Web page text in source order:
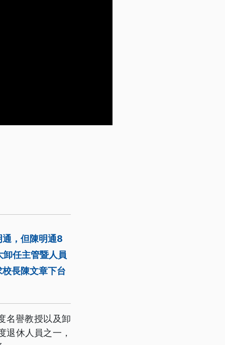
，但陳明通8
任主管暨人員
長陳文章下台
名譽教授以及卸
退休人員之一，